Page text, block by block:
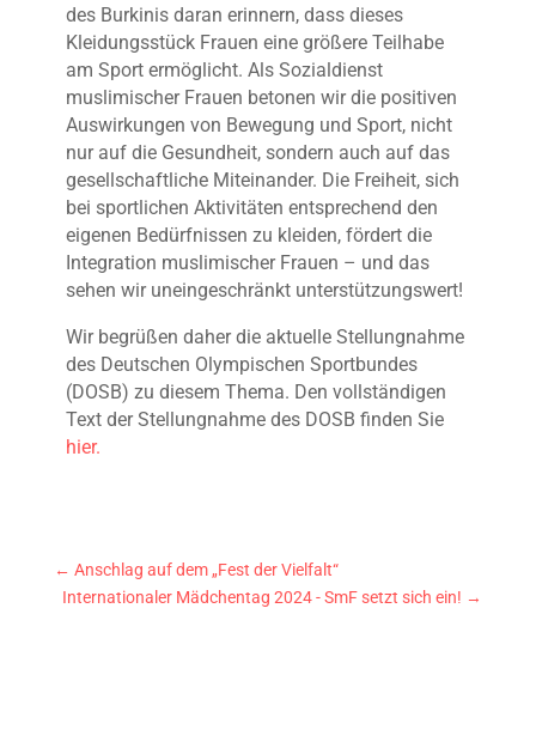
des Burkinis daran erinnern, dass dieses
Kleidungsstück Frauen eine größere Teilhabe
am Sport ermöglicht. Als Sozialdienst
muslimischer Frauen betonen wir die positiven
Auswirkungen von Bewegung und Sport, nicht
nur auf die Gesundheit, sondern auch auf das
gesellschaftliche Miteinander. Die Freiheit, sich
bei sportlichen Aktivitäten entsprechend den
eigenen Bedürfnissen zu kleiden, fördert die
Integration muslimischer Frauen – und das
sehen wir uneingeschränkt unterstützungswert!
Wir begrüßen daher die aktuelle Stellungnahme
des Deutschen Olympischen Sportbundes
(DOSB) zu diesem Thema. Den vollständigen
Text der Stellungnahme des DOSB finden Sie
hier.
← Anschlag auf dem „Fest der Vielfalt“
Internationaler Mädchentag 2024 - SmF setzt sich ein! →